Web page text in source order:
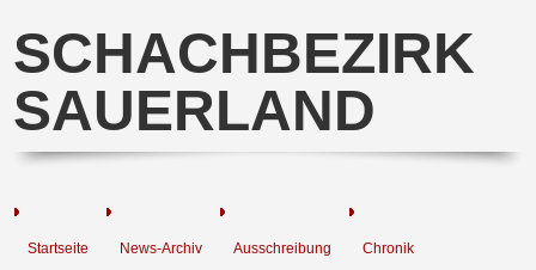
SCHACHBEZIRK
SAUERLAND
Startseite News-Archiv Ausschreibung Chronik